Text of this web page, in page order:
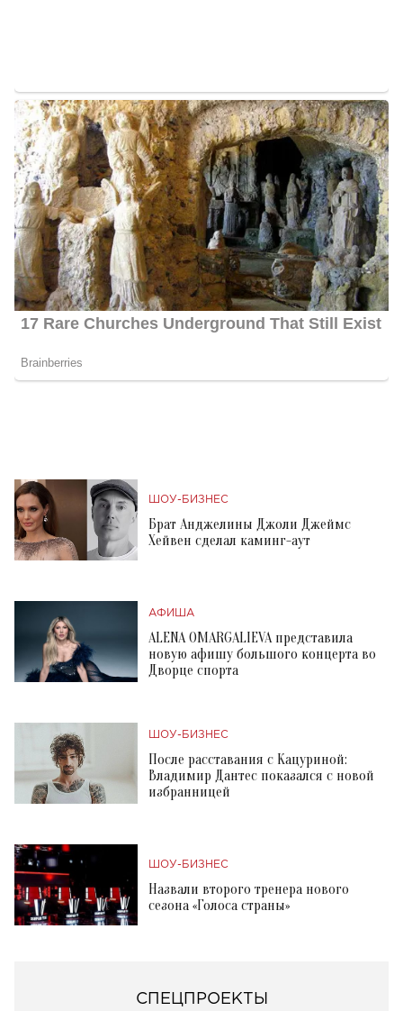
ШОУ-БИЗНЕС
Брат Анджелины Джоли Джеймс
Хейвен сделал каминг-аут
АФИША
ALENA OMARGALIEVA представила
новую афишу большого концерта во
Дворце спорта
ШОУ-БИЗНЕС
После расставания с Кацуриной:
Владимир Дантес показался с новой
избранницей
ШОУ-БИЗНЕС
Назвали второго тренера нового
сезона «Голоса страны»
СПЕЦПРОЕКТЫ